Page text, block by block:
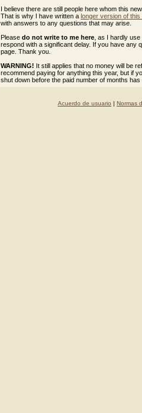
I believe there are still people here whom this
That is why I have written a longer version of this
with answers to any questions that may arise.
Please do not write to me here , as I hardly
respond with a significant delay. If you have any
page. Thank you.
WARNING! It still applies that no money will be
recommend paying for anything this year, but if
shut down before the paid number of months has
Acuerdo de usuario | Normas